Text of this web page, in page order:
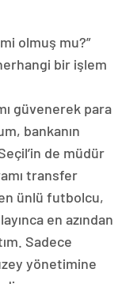
olmuş mu?”
bir işlem
güvenerek para
bankanın
de müdür
transfer
ünlü futbolcu,
en azından
Sadece
yönetimine